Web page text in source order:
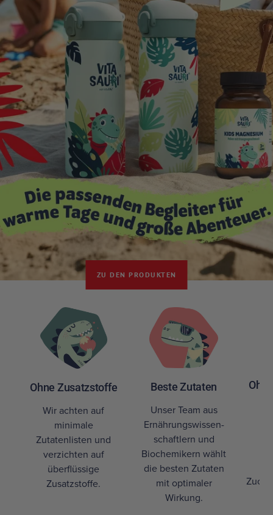
ZU DEN PRODUKTEN
Ohne Zusatzstoffe
Wir achten auf
minimale
Zutatenlisten und
verzichten auf
überflüssige
Zusatzstoffe.
Beste Zutaten
Unser Team aus
Ernährungswissen-
schaftlern und
Biochemikern wählt
die besten Zutaten
mit optimaler
Wirkung.